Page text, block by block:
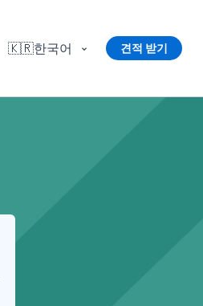
🇰🇷한국어 견적 받기